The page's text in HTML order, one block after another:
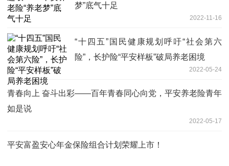
梦”底气十足
2022-11-16
“十四五”国民健康规划呼吁“社会第六
险”，长护险“平安样板”破局养老困境
2022-05-24
青春向上 奋斗出彩——百年青春同心向党，平安养老险青年
如是说
2022-05-17
平安富盈安心年金保险组合计划荣耀上市！